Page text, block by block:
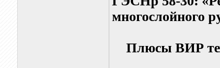
многослойного
Плюсы ВИР